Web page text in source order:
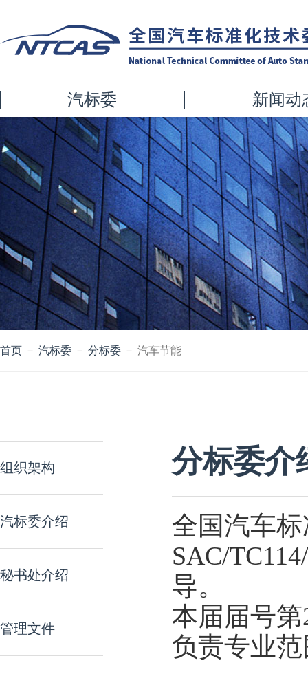
汽标委 新闻动
首页 － 汽标委 － 分标委 － 汽车节能
组织架构
汽标委介绍
秘书处介绍
管理文件
分标委介
全国汽车
SAC/
导。
本届届号
负责专业